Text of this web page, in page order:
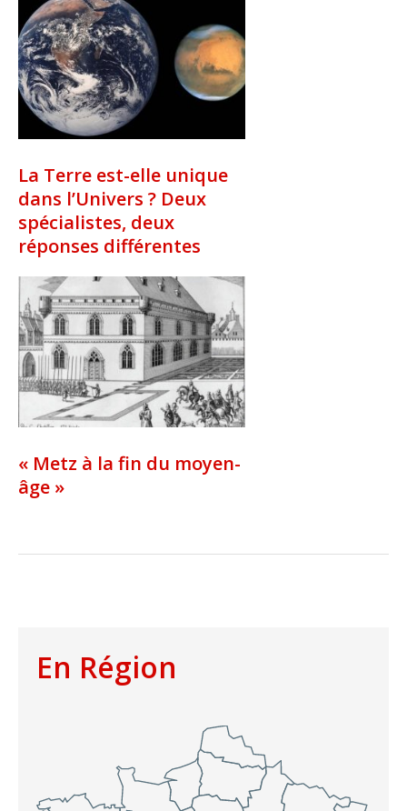
La Terre est-elle unique
dans l’Univers ? Deux
spécialistes, deux
réponses différentes
« Metz à la fin du moyen-
âge »
En Région